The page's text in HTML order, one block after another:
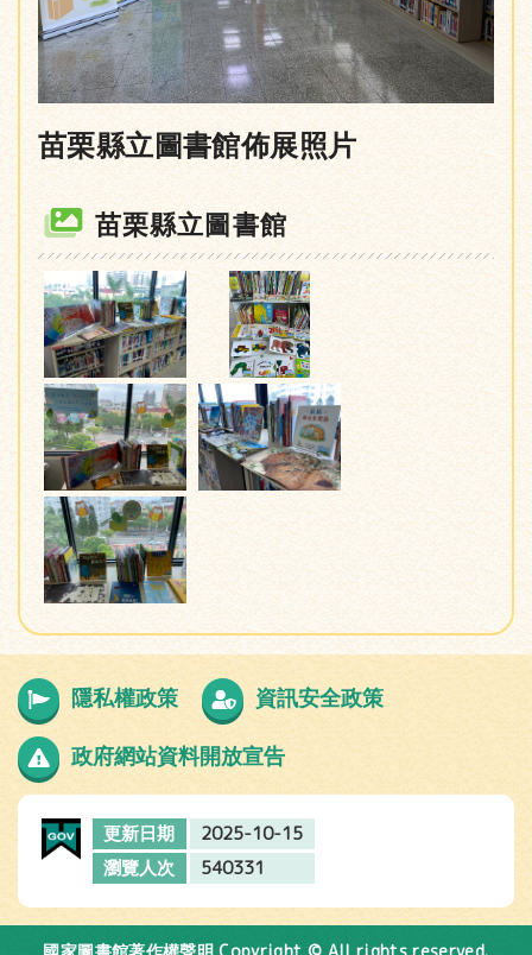
苗栗縣立圖書館佈展照片
苗栗縣立圖書館
隱私權政策 資訊安全政策
政府網站資料開放宣告
更新日期 2025-10-15
瀏覽人次 540331
國家圖書館著作權聲明 Copyright © All rights reserved.